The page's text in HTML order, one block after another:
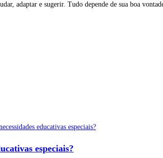
adaptar e sugerir. Tudo depende de sua boa
especiais?